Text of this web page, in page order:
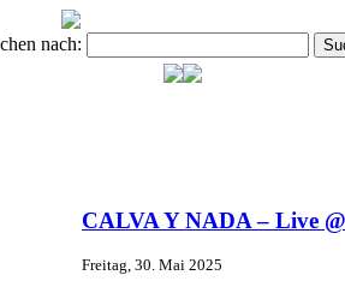
nach:
CALVA Y NADA – Live
Freitag, 30. Mai 2025